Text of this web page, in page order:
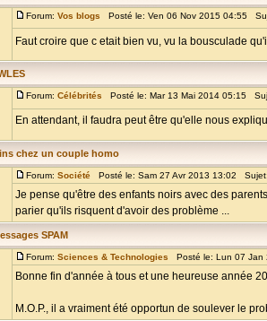
Forum: Vos blogs Posté le: Ven 06 Nov 2015 04:55
Faut croire que c etait bien vu, vu la bousculade
Forum: Célébrités Posté le: Mar 13 Mai 2014 05:15
En attendant, il faudra peut être qu'elle nous
chez un couple homo
Forum: Société Posté le: Sam 27 Avr 2013 13:02
Je pense qu'être des enfants noirs avec des
parier qu'ils risquent d'avoir des problème ...
SPAM
Forum: Sciences & Technologies Posté le: Lun 07
Bonne fin d'année à tous et une heureuse année
M.O.P., il a vraiment été opportun de soulever le